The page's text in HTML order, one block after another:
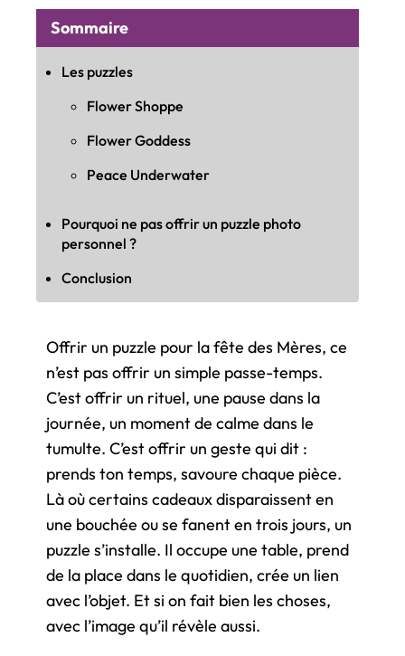
Sommaire
Les puzzles
Flower Shoppe
Flower Goddess
Peace Underwater
Pourquoi ne pas offrir un puzzle photo
personnel ?
Conclusion
Offrir un puzzle pour la fête des Mères, ce
n’est pas offrir un simple passe-temps.
C’est offrir un rituel, une pause dans la
journée, un moment de calme dans le
tumulte. C’est offrir un geste qui dit :
prends ton temps, savoure chaque pièce.
Là où certains cadeaux disparaissent en
une bouchée ou se fanent en trois jours, un
puzzle s’installe. Il occupe une table, prend
de la place dans le quotidien, crée un lien
avec l’objet. Et si on fait bien les choses,
avec l’image qu’il révèle aussi.